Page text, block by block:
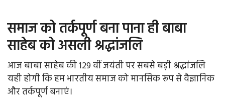
Office Office
Farm & Food
समाज को तर्कपूर्ण बना पाना ही बाबा
साहेब को असली श्रद्धांजलि
आज बाबा साहेब की 129 वीं जयंती पर सबसे बड़ी श्रद्धांजलि
यही होगी कि हम भारतीय समाज को मानसिक रूप से वैज्ञानिक
और तर्कपूर्ण बनाएं।